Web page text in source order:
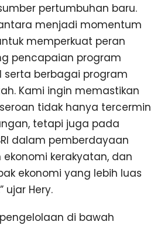
pertumbuhan baru.
menjadi momentum
memperkuat peran
pencapaian program
serta berbagai program
Kami ingin memastikan
tidak hanya tercermin
tetapi juga pada
dalam pemberdayaan
ekonomi kerakyatan, dan
ekonomi yang lebih luas
ujar Hery.
di bawah